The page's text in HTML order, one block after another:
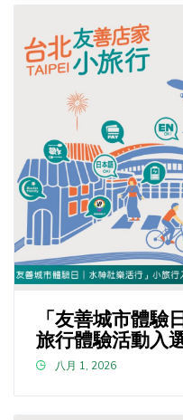
「友善城市體驗
旅行體驗活動入
八月 1, 2026